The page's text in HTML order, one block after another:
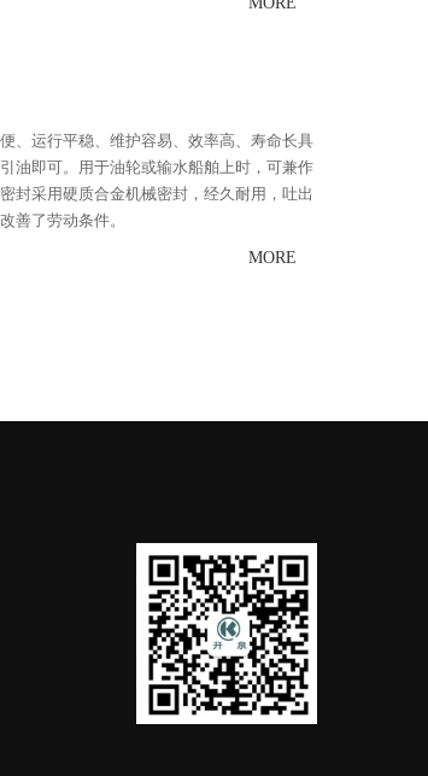
、运行平稳、维护容易、效率高、寿命长具
油即可。用于油轮或输水船舶上时，可兼作
封采用硬质合金机械密封，经久耐用，吐出
善了劳动条件。
MORE